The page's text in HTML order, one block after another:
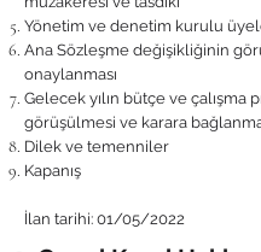
Yönetim ve denetim kurulu
Ana Sözleşme değişikliğinin
onaylanması
Gelecek yılın bütçe ve çalışma
görüşülmesi ve karara
Dilek ve temenniler
Kapanış
İlan tarihi: 01/05/2022